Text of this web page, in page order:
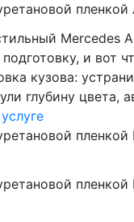
пленкой
Mercedes
и вот
кузова:
глубину цвета,
пленкой
пленкой